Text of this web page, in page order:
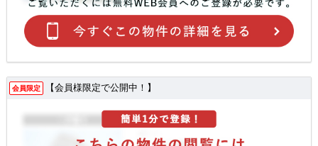
会員限定 【会員様限定で公開中！】